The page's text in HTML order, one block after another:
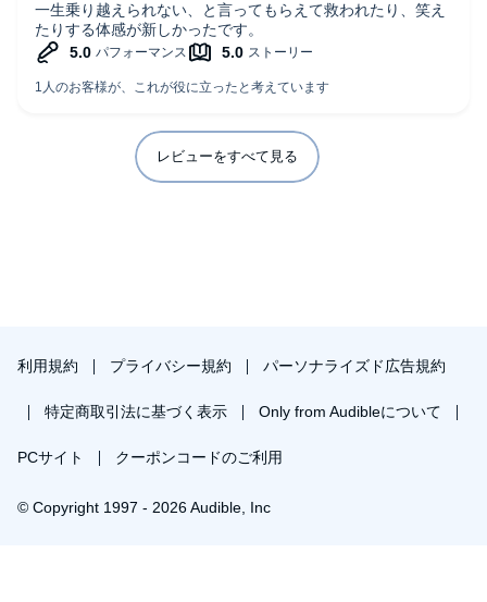
一生乗り越えられない、と言ってもらえて救われたり、笑え
たりする体感が新しかったです。
レビューをすべて見る
利用規約 プライバシー規約 パーソナライズド広告規約
特定商取引法に基づく表示 Only from Audibleについて
PCサイト クーポンコードのご利用
© Copyright 1997 - 2026 Audible, Inc